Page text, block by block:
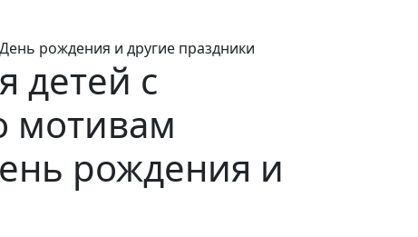
рождения и другие праздники
детей с
мотивам
рождения и